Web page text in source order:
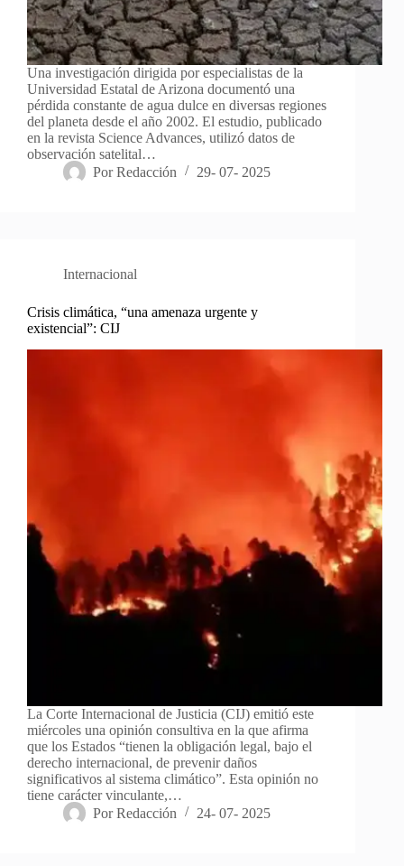
Una investigación dirigida por especialistas de la
Universidad Estatal de Arizona documentó una
pérdida constante de agua dulce en diversas regiones
del planeta desde el año 2002. El estudio, publicado
en la revista Science Advances, utilizó datos de
observación satelital…
Por Redacción 29- 07- 2025
Internacional
Crisis climática, “una amenaza urgente y
existencial”: CIJ
La Corte Internacional de Justicia (CIJ) emitió este
miércoles una opinión consultiva en la que afirma
que los Estados “tienen la obligación legal, bajo el
derecho internacional, de prevenir daños
significativos al sistema climático”. Esta opinión no
tiene carácter vinculante,…
Por Redacción 24- 07- 2025